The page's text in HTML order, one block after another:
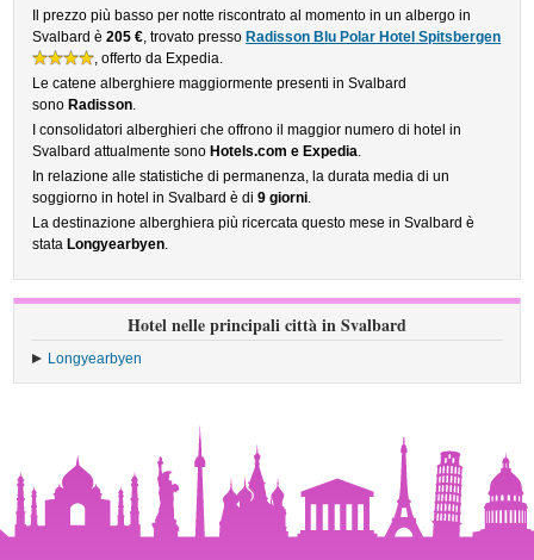
Il prezzo più basso per notte riscontrato al momento in un albergo in
Svalbard è205 €, trovato presso Radisson Blu Polar Hotel Spitsbergen
, offerto da Expedia.
Le catene alberghiere maggiormente presenti in Svalbard
sono Radisson.
I consolidatori alberghieri che offrono il maggior numero di hotel in
Svalbard attualmente sono Hotels.com e Expedia.
In relazione alle statistiche di permanenza, la durata media di un
soggiorno in hotel in Svalbard è di9 giorni.
La destinazione alberghiera più ricercata questo mese in Svalbard è
stata Longyearbyen.
Hotel nelle principali città in Svalbard
Longyearbyen